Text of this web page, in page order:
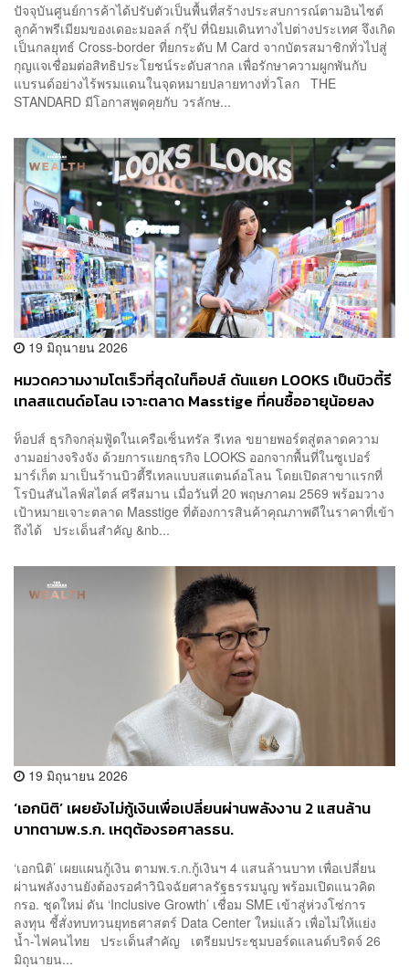
ปัจจุบันศูนย์การค้าได้ปรับตัวเป็นพื้นที่สร้างประสบการณ์ตามอินไซต์
ลูกค้าพรีเมียมของเดอะมอลล์ กรุ๊ป ที่นิยมเดินทางไปต่างประเทศ จึงเกิด
เป็นกลยุทธ์ Cross-border ที่ยกระดับ M Card จากบัตรสมาชิกทั่วไปสู่
กุญแจเชื่อมต่อสิทธิประโยชน์ระดับสากล เพื่อรักษาความผูกพันกับ
แบรนด์อย่างไร้พรมแดนในจุดหมายปลายทางทั่วโลก THE
STANDARD มีโอกาสพูดคุยกับ วรลักษ...
19 มิถุนายน 2026
หมวดความงามโตเร็วที่สุดในท็อปส์ ดันแยก LOOKS เป็นบิวตี้รี
เทลสแตนด์อโลน เจาะตลาด Masstige ที่คนซื้ออายุน้อยลง
ท็อปส์ ธุรกิจกลุ่มฟู้ดในเครือเซ็นทรัล รีเทล ขยายพอร์ตสู่ตลาดความ
งามอย่างจริงจัง ด้วยการแยกธุรกิจ LOOKS ออกจากพื้นที่ในซูเปอร์
มาร์เก็ต มาเป็นร้านบิวตี้รีเทลแบบสแตนด์อโลน โดยเปิดสาขาแรกที่
โรบินสันไลฟ์สไตล์ ศรีสมาน เมื่อวันที่ 20 พฤษภาคม 2569 พร้อมวาง
เป้าหมายเจาะตลาด Masstige ที่ต้องการสินค้าคุณภาพดีในราคาที่เข้า
ถึงได้ ประเด็นสำคัญ &nb...
19 มิถุนายน 2026
‘เอกนิติ’ เผยยังไม่กู้เงินเพื่อเปลี่ยนผ่านพลังงาน 2 แสนล้าน
บาทตามพ.ร.ก. เหตุต้องรอศาลรธน.
‘เอกนิติ’ เผยแผนกู้เงิน ตามพ.ร.ก.กู้เงินฯ 4 แสนล้านบาท เพื่อเปลี่ยน
ผ่านพลังงานยังต้องรอคำวินิจฉัยศาลรัฐธรรมนูญ พร้อมเปิดแนวคิด
กรอ. ชุดใหม่ ดัน ‘Inclusive Growth’ เชื่อม SME เข้าสู่ห่วงโซ่การ
ลงทุน ชี้สั่งทบทวนยุทธศาสตร์ Data Center ใหม่แล้ว เพื่อไม่ให้แย่ง
น้ำ-ไฟคนไทย ประเด็นสำคัญ เตรียมประชุมบอร์ดแลนด์บริดจ์ 26
มิถุนายน...